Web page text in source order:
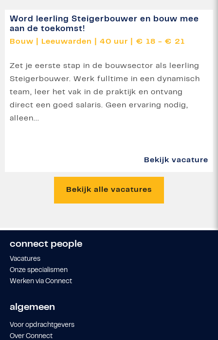
Word leerling Steigerbouwer en bouw mee
aan de toekomst!
Bouw
Leeuwarden 40 uur € 18 - € 21
Zet je eerste stap in de bouwsector als leerling
Steigerbouwer. Werk fulltime in een dynamisch
team, leer het vak in de praktijk en ontvang
direct een goed salaris. Geen ervaring nodig,
alleen...
Bekijk vacature
Bekijk alle vacatures
connect people
Vacatures
Onze specialismen
Werken via Connect
algemeen
Voor opdrachtgevers
Over Connect